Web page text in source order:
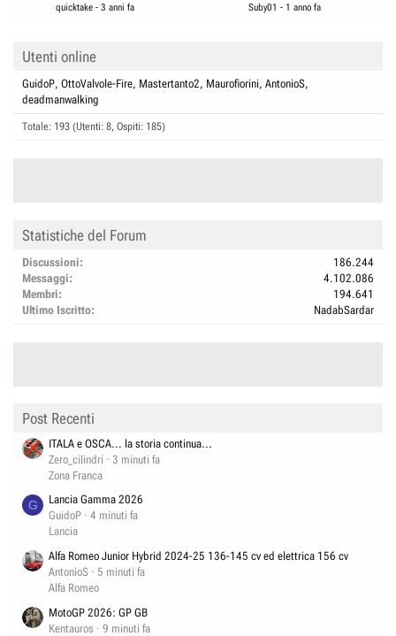
quicktake -3 anni fa Suby01 - 1 anno fa
Utenti online
GuidoP OttoValvole-Fire Mastertanto2 Maurofiorini AntonioS
deadmanwalking
Totale: 193 (Utenti: 8, Ospiti: 185)
Statistiche del Forum
Discussioni
186.244
Messaggi
4.102.086
Membri
194.641
Ultimo Iscritto
NadabSardar
Post Recenti
ITALA e OSCA... la storia continua...
Zero_cilindri
3 minuti fa
Zona Franca
G
Lancia Gamma 2026
GuidoP
4 minuti fa
Lancia
Alfa Romeo Junior Hybrid 2024-25 136-145 cv ed elettrica 156 cv
AntonioS
5 minuti fa
Alfa Romeo
MotoGP 2026: GP GB
Kentauros
9 minuti fa